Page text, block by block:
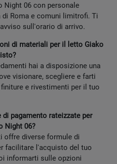
Night 06 con personale
di Roma e comuni limitrofi. Ti
sull'orario di arrivo.
di materiali per il letto Giako
hai a disposizione una
visionare, scegliere e farti
e rivestimenti per il tuo
pagamento rateizzate per
Night 06?
offre diverse formule di
facilitare l'acquisto del tuo
informarti sulle opzioni